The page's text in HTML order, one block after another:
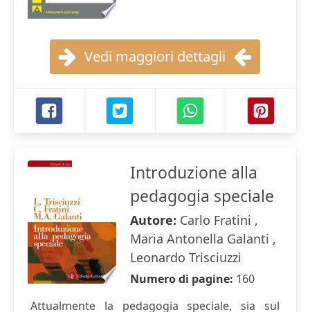
Vedi maggiori dettagli
Introduzione alla
pedagogia speciale
Autore: Carlo Fratini ,
Maria Antonella Galanti ,
Leonardo Trisciuzzi
Numero di pagine: 160
Attualmente la pedagogia speciale, sia sul